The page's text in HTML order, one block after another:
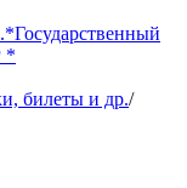
*
билеты и др./